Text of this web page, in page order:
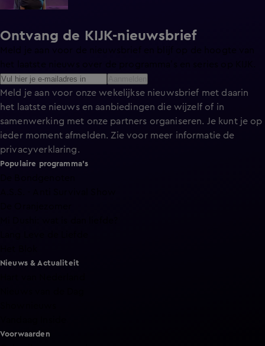
Ontvang de KIJK-nieuwsbrief
Meld je aan voor de nieuwsbrief en blijf op de hoogte van
Meld je aan voor onze wekelijkse nieuwsbrief met daarin
het laatste nieuws en aanbiedingen die wijzelf of in
samenwerking met onze partners organiseren. Je kunt je op
ieder moment afmelden. Zie voor meer informatie de
privacyverklaring.
Populaire programma's
Nieuws & Actualiteit
Voorwaarden